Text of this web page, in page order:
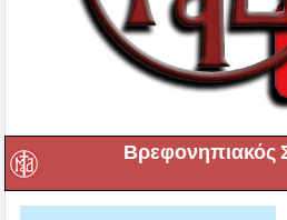
Βρεφονηπιακός